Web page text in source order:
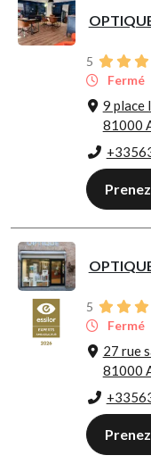
5
Fermé
9 place
81000
5
Fermé
27 rue
81000